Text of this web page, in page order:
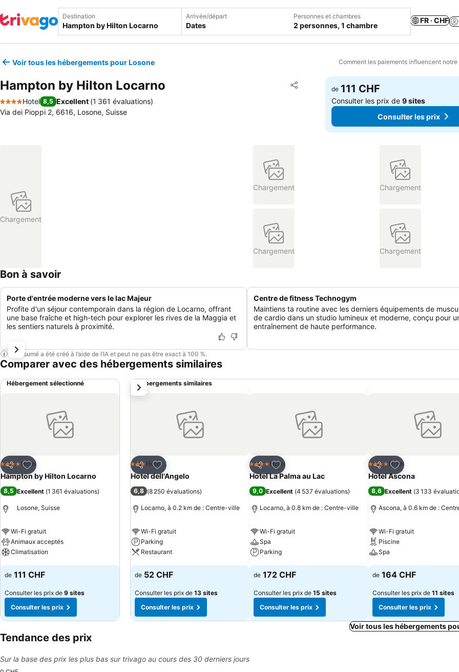
Destination Arrivée/départ
Dates
Personnes et chambres
2 personnes, 1 chambre
FR · CHF
Voir tous les hébergements pour Losone Comment les paiements influencent
Hampton by Hilton Locarno Partager
Ajouter à mes favoris
4 Étoiles
Hotel 8,5 Excellent (1 361 évaluations)
Via dei Pioppi 2, 6616, Losone, Suisse
de 111 CHF
Consulter les prix de9 sites
Consulter les prix
Chargement
Chargement Chargement
Chargement Chargement
Bon à savoir
Porte d'entrée moderne vers le lac Majeur
Profite d'un séjour contemporain dans la région de Locarno, offrant
une base fraîche et high-tech pour explorer les rives de la Maggia et
les sentiers naturels à proximité.
Centre de fitness Technogym
Maintiens ta routine avec les derniers équipements de
de cardio dans un studio lumineux et moderne, conçu pour
entraînement de haute performance.
Ce résumé a été créé à l’aide de l’IA et peut ne pas être exact à 100 %.
Comparer avec des hébergements similaires
Hébergement sélectionné
Partager
Ajouter à mes favoris
4 ÉtoilesHotel
Hampton by Hilton Locarno
8,5 Excellent (1 361 évaluations)
Losone, Suisse
Wi-Fi gratuit
Animaux acceptés
Climatisation
Consulter les prix
de 111 CHF
Consulter les prix de 9 sites
Consulter les prix
Hébergements similaires
Partager
Ajouter à mes favoris
3 ÉtoilesHotel
Hotel dell'Angelo
6,8 (8 250 évaluations)
Locarno, à 0.2 km de : Centre-ville
Wi-Fi gratuit
Parking
Restaurant
Consulter les prix
de 52 CHF
Consulter les prix de 13 sites
Consulter les prix
Partager
Ajouter à mes favoris
4 ÉtoilesHotel
Hotel La Palma au Lac
9,0 Excellent (4 537 évaluations)
Locarno, à 0.8 km de : Centre-ville
Wi-Fi gratuit
Spa
Parking
Consulter les prix
de 172 CHF
Consulter les prix de 15 sites
Consulter les prix
Partager
Ajouter à mes
4 ÉtoilesHotel
Hotel Ascona
8,6 Excellent (3 133
Ascona, à 0.6 km de :
Wi-Fi gratuit
Piscine
Spa
Consulter les prix
de 164 CHF
Consulter les prix de 11 sites
Consulter les prix
suivant
Voir tous les hébergements
Tendance des prix
Sur la base des prix les plus bas sur trivago au cours des 30 derniers jours